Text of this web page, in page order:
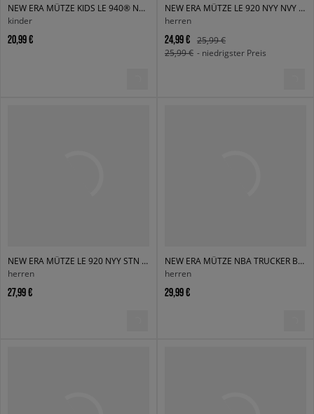
NEW ERA MÜTZE KIDS LE 940® NYY NEW YORK YANKEES GRYWHI
kinder
20,99 €
NEW ERA MÜTZE LE 920 NYY NVY NEW YORK YANKEES
herren
24,99 €
25,99 €
25,99 € - niedrigster Preis
NEW ERA MÜTZE LE 920 NYY STN NEW YORK YANKEES
herren
27,99 €
NEW ERA MÜTZE NBA TRUCKER BULLS CHICAGO BULLS BLKBLK
herren
29,99 €